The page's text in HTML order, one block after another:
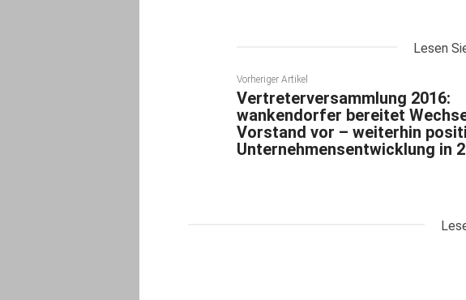
Lesen
Vorheriger Artikel
Vertreterversammlung 2016:
wankendorfer bereitet
Vorstand vor – weiterhin
Unternehmensentwicklung in